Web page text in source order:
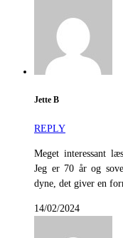
Jette B
REPLY
Meget interessant
Jeg er 70 år og
dyne, det giver en
14/02/2024